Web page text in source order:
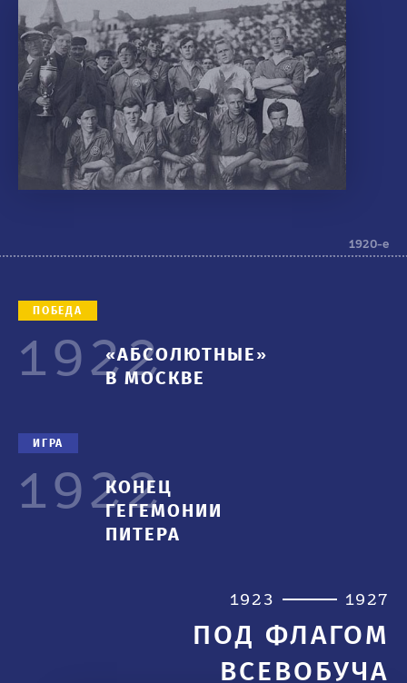
1920-е
1920-е
ПОБЕДА
1922«АБСОЛЮТНЫЕ»
В МОСКВЕ
ИГРА
1922
КОНЕЦ
ГЕГЕМОНИИ
ПИТЕРА
1923 1927
ПОД ФЛАГОМ
ВСЕВОБУЧА